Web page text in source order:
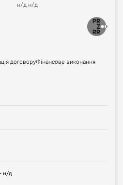
н/д н/д
договоруФінансове виконання
н/д